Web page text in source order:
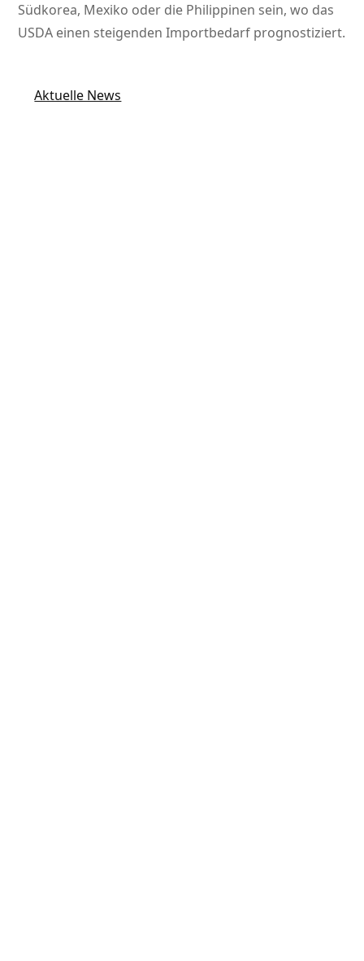
Südkorea, Mexiko oder die Philippinen sein, wo das
USDA einen steigenden Importbedarf prognostiziert.
Aktuelle News